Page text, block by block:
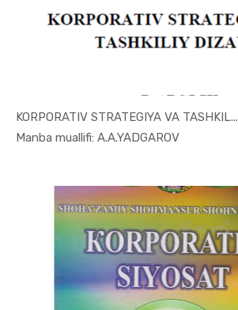
KORPORATIV STRATEGIYA VA TASHKIL...
Manba muallifi: A.A.YADGAROV
In Makroiq...